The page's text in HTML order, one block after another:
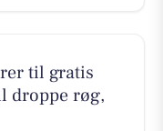
til gratis
droppe røg,